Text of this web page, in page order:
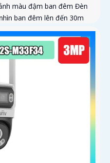
màu đậm ban đêm Đèn
ban đêm lên đến 30m
độ phân giải 4